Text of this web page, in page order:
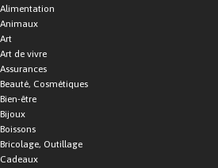
Alimentation
Animaux
Art
Art de vivre
Assurances
Beauté, Cosmétiques
Bien-être
Bijoux
Boissons
Bricolage, Outillage
Cadeaux